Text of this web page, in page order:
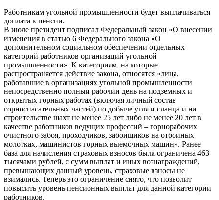
Работникам угольной промышленности будет выплачиваться
доплата к пенсии.
В июле президент подписал Федеральный закон «О внесении
изменения в статью 6 Федерального закона «О
дополнительном социальном обеспечении отдельных
категорий работников организаций угольной
промышленности». К категориям, на которые
распространяется действие закона, относятся «лица,
работавшие в организациях угольной промышленности
непосредственно полный рабочий день на подземных и
открытых горных работах (включая личный состав
горноспасательных частей) по добыче угля и сланца и на
строительстве шахт не менее 25 лет либо не менее 20 лет в
качестве работников ведущих профессий – горнорабочих
очистного забоя, проходчиков, забойщиков на отбойных
молотках, машинистов горных выемочных машин». Ранее
база для начисления страховых взносов была ограничена 463
тысячами рублей, с сумм выплат и иных вознаграждений,
превышающих данный уровень, страховые взносы не
взимались. Теперь это ограничение снято, что позволит
повысить уровень пенсионных выплат для данной категории
работников.